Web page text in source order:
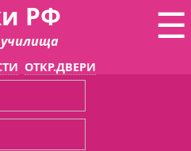
☰
РФ
ОТКР.ДВЕРИ